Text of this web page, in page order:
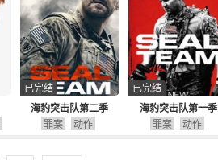
海豹突击队第二季
已完结
罪案 动作
海豹突击队第一季
已完结
罪案 动作